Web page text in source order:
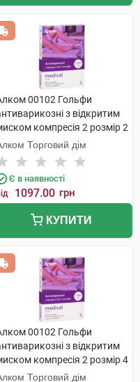
00102 Гольфи
з відкритим
компресія 2 розмір 2
1 пара
Торговий дім
Є в наявності
1097.00 грн
КУПИТИ
00102 Гольфи
з відкритим
компресія 2 розмір 4
1 пара
Торговий дім